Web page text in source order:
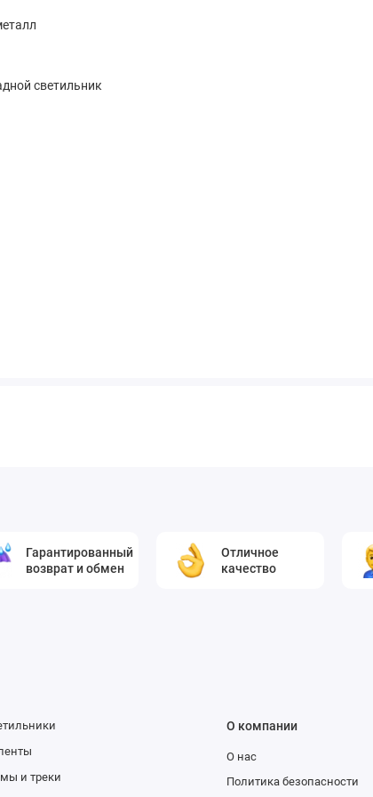
светильник
Гарантированный
возврат и обмен
Отличное
качество
и треки
О компании
О нас
Политика безопасности